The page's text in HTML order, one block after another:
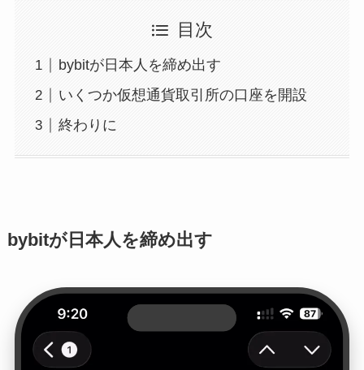
目次
bybitが日本人を締め出す
いくつか仮想通貨取引所の口座を開設
終わりに
bybitが日本人を締め出す